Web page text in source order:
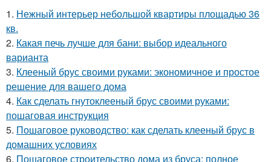
1. Нежный интерьер небольшой квартиры площадью 36
кв.
2. Какая печь лучше для бани: выбор идеального
варианта
3. Клееный брус своими руками: экономичное и простое
решение для вашего дома
4. Как сделать гнутоклееный брус своими руками:
пошаговая инструкция
5. Пошаговое руководство: как сделать клееный брус в
домашних условиях
6. Пошаговое строительство дома из бруса: полное